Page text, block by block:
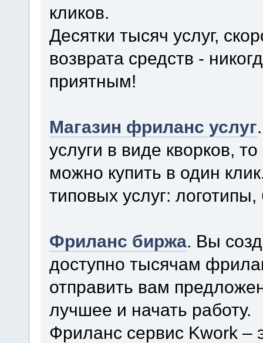
кликов.
Десятки тысяч услуг,
возврата средств -
приятным!
Магазин фриланс услуг
услуги в виде кворков,
можно купить в один
типовых услуг:
Фриланс биржа. Вы
доступно тысячам
отправить вам
лучшее и начать работу.
Фриланс сервис Kwork –